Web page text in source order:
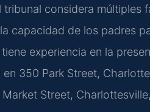
tribunal considera múltiples
capacidad de los padres
experiencia en la
en 350 Park Street,
Street,